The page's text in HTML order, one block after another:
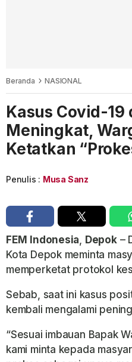
Beranda NASIONAL
Kasus Covid-19
Meningkat,
Ketatkan
Penulis : Musa Sanz
FEM Indonesia, Depok–
Kota Depok meminta
memperketat protokol
Sebab, saat ini kasus
kembali mengalami
“Sesuai imbauan Bapak
kami minta kepada